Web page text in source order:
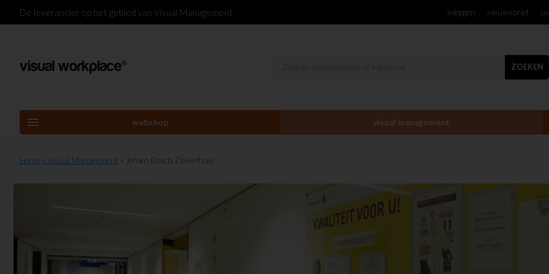
Dé leverancier op het gebied van Visual Management inloggen nieuwsbrief
ZOEKEN
menu webshop visual management
Home » Visual Management » Jeroen Bosch Ziekenhuis